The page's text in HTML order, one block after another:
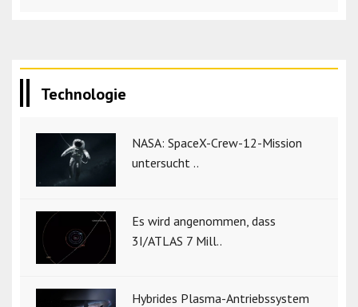
Technologie
NASA: SpaceX-Crew-12-Mission
untersucht ..
Es wird angenommen, dass
3I/ATLAS 7 Mill..
Hybrides Plasma-Antriebssystem